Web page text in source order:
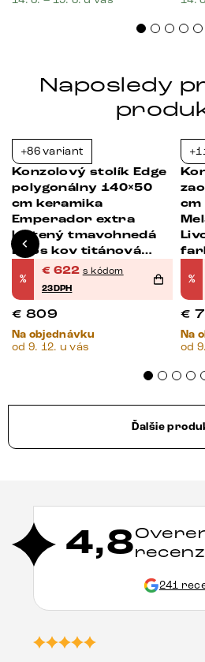
Naposledy
+86 variant
Konzolový stolík Edge
polygonálny 140×50
cm keramika
Emperador extra
leštený tmavohnedá
Livos kov titánová
farba
%
€ 622 s kódom
23DPH
€ 809
Na objednávku
od 9. 12. u vás
cm
%
€
Na
od
Ďalšie
4,8
241